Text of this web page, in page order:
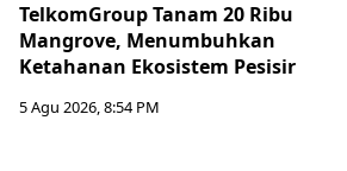
TelkomGroup Tanam 20 Ribu
Mangrove, Menumbuhkan
Ketahanan Ekosistem Pesisir
5 Agu 2026, 8:54 PM